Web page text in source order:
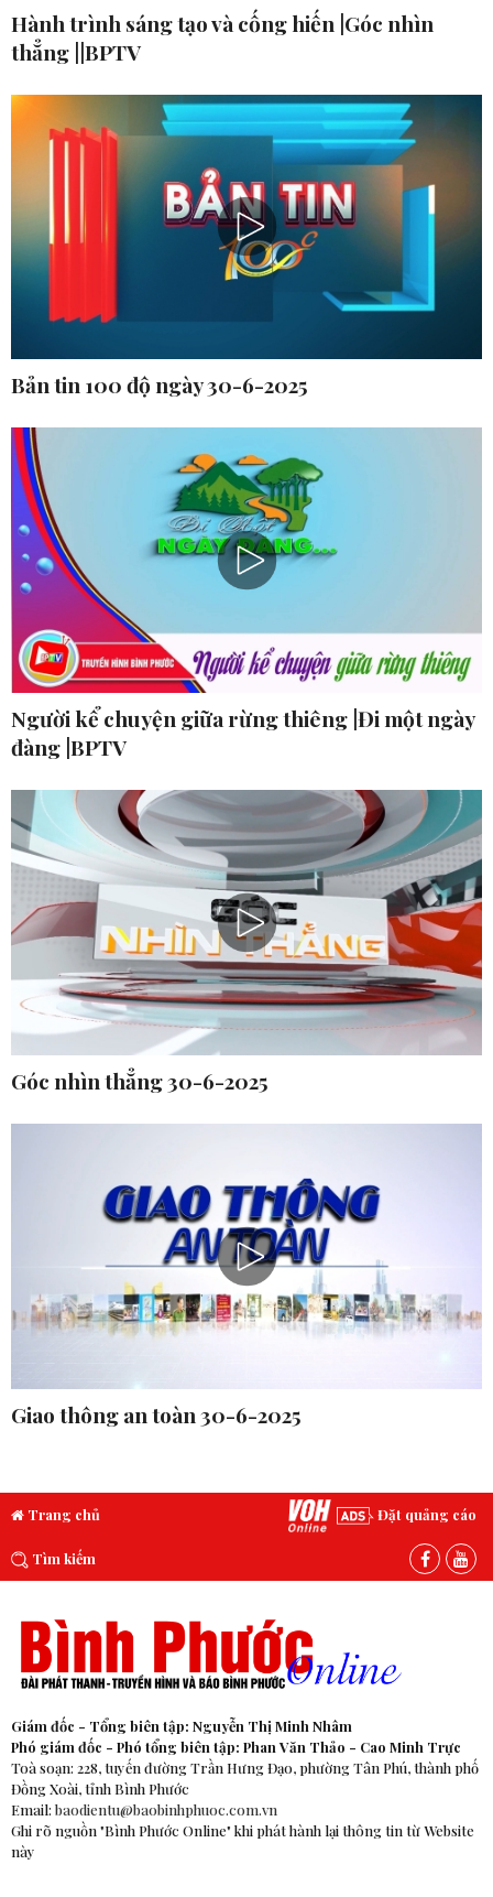
Hành trình sáng tạo và cống hiến |Góc nhìn
thẳng ||BPTV
Bản tin 100 độ ngày 30-6-2025
Người kể chuyện giữa rừng thiêng |Đi một ngày
đàng |BPTV
Góc nhìn thẳng 30-6-2025
Giao thông an toàn 30-6-2025
Trang chủ Đặt quảng cáo
Tìm kiếm
Giám đốc - Tổng biên tập: Nguyễn Thị Minh Nhâm
Phó giám đốc - Phó tổng biên tập: Phan Văn Thảo - Cao Minh Trực
Toà soạn: 228, tuyến đường Trần Hưng Đạo, phường Tân Phú, thành phố
Đồng Xoài, tỉnh Bình Phước
Email: baodientu@baobinhphuoc.com.vn
Ghi rõ nguồn "Bình Phước Online" khi phát hành lại thông tin từ Website
này